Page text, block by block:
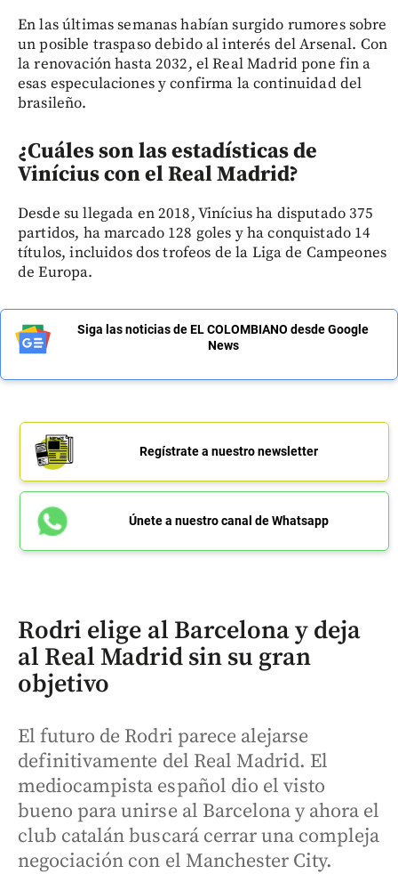
En las últimas semanas habían surgido rumores sobre
un posible traspaso debido al interés del Arsenal. Con
la renovación hasta 2032, el Real Madrid pone fin a
esas especulaciones y confirma la continuidad del
brasileño.
¿Cuáles son las estadísticas de
Vinícius con el Real Madrid?
Desde su llegada en 2018, Vinícius ha disputado 375
partidos, ha marcado 128 goles y ha conquistado 14
títulos, incluidos dos trofeos de la Liga de Campeones
de Europa.
Siga las noticias de EL COLOMBIANO desde Google
News
Regístrate a nuestro newsletter
Únete a nuestro canal de Whatsapp
Rodri elige al Barcelona y deja
al Real Madrid sin su gran
objetivo
El futuro de Rodri parece alejarse
definitivamente del Real Madrid. El
mediocampista español dio el visto
bueno para unirse al Barcelona y ahora el
club catalán buscará cerrar una compleja
negociación con el Manchester City.